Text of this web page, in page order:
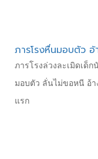
ภารโรงหื่นมอบตัว อ้
ภารโรงล่วงละเมิดเด็ก
มอบตัว ลั่นไม่ขอหนี อ้า
แรก